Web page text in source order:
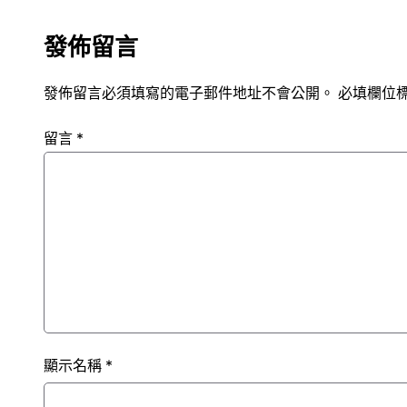
發佈留言
發佈留言必須填寫的電子郵件地址不會公開。 必填欄位
留言 *
顯示名稱 *